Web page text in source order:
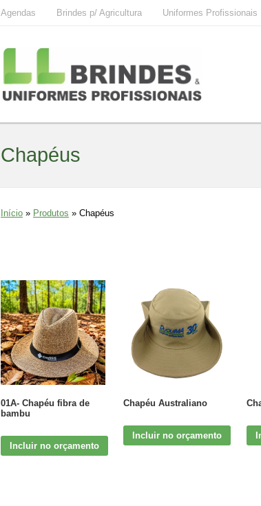
Agendas Brindes p/ Agricultura Uniformes Profissionais
Chapéus
Início » Produtos » Chapéus
01A- Chapéu fibra de
bambu
Incluir no orçamento
Chapéu Australiano
Incluir no orçamento